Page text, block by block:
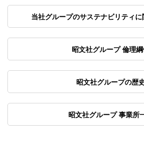
当社グループのサステナビリティ
昭文社グループ 倫理
昭文社グループの歴
昭文社グループ 事業所